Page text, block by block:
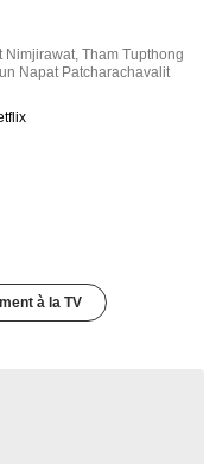
Nimjirawat,Tham Tupthong
Napat Patcharachavalit
à la TV